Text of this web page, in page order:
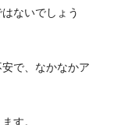
ないでしょう
で、なかなかア
す。